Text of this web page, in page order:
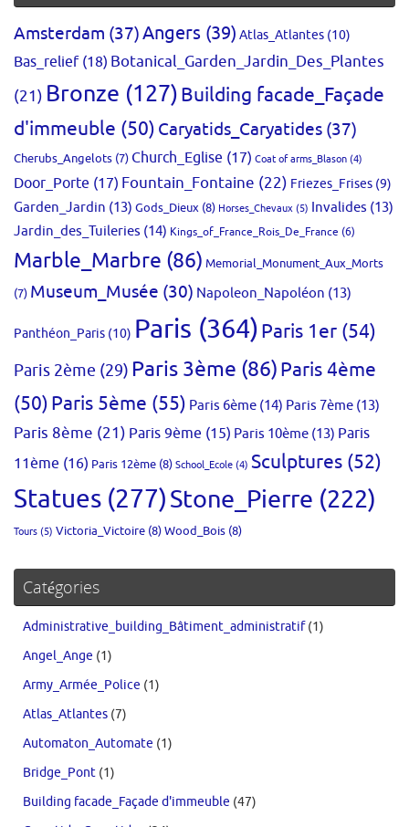
Amsterdam (37)Angers (39) Atlas_Atlantes (10)
Bas_relief(18) Botanical_Garden_Jardin_Des_Plantes
(21) Bronze (127)Building facade_Façade
d'immeuble (50) Caryatids_Caryatides (37)
Cherubs_Angelots (7) Church_Eglise (17) Coat of arms_Blason (4)
Door_Porte (17) Fountain_Fontaine (22) Friezes_Frises (9)
Garden_Jardin (13) Gods_Dieux (8) Horses_Chevaux (5) Invalides (13)
Jardin_des_Tuileries (14) Kings_of_France_Rois_De_France (6)
Marble_Marbre (86) Memorial_Monument_Aux_Morts
(7) Museum_Musée (30) Napoleon_Napoléon (13)
Panthéon_Paris (10) Paris (364)Paris 1er (54)
Paris 2ème (29) Paris 3ème (86)Paris 4ème
(50)Paris 5ème (55) Paris 6ème (14) Paris 7ème (13)
Paris 8ème (21) Paris 9ème (15) Paris 10ème (13) Paris
11ème (16) Paris 12ème (8) School_Ecole (4) Sculptures (52)
Statues (277)Stone_Pierre (222)
Tours (5) Victoria_Victoire (8)Wood_Bois (8)
Catégories
Administrative_building_Bâtiment_administratif(1)
Angel_Ange (1)
Army_Armée_Police (1)
Atlas_Atlantes (7)
Automaton_Automate (1)
Bridge_Pont (1)
Building facade_Façade d'immeuble (47)